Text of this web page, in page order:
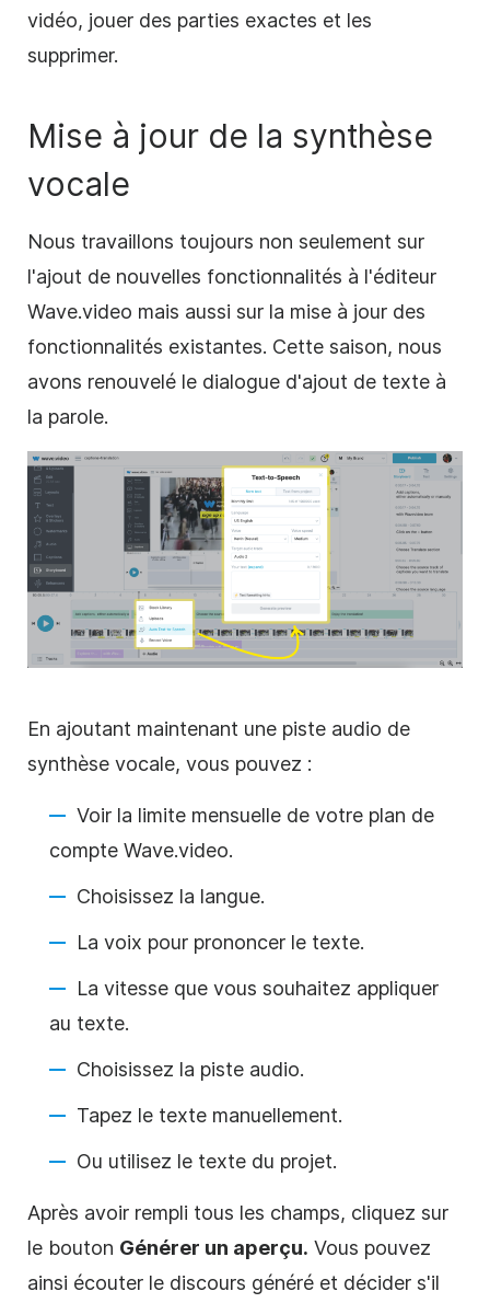
vidéo, jouer des parties exactes et les
supprimer.
Mise à jour de la synthèse
vocale
Nous travaillons toujours non seulement sur
l'ajout de nouvelles fonctionnalités à l'éditeur
Wave.video mais aussi sur la mise à jour des
fonctionnalités existantes. Cette saison, nous
avons renouvelé le dialogue d'ajout de texte à
la parole.
En ajoutant maintenant une piste audio de
synthèse vocale, vous pouvez :
Voir la limite mensuelle de votre plan de
compte Wave.video.
Choisissez la langue.
La voix pour prononcer le texte.
La vitesse que vous souhaitez appliquer
au texte.
Choisissez la piste audio.
Tapez le texte manuellement.
Ou utilisez le texte du projet.
Après avoir rempli tous les champs, cliquez sur
le bouton Générer un aperçu. Vous pouvez
ainsi écouter le discours généré et décider s'il